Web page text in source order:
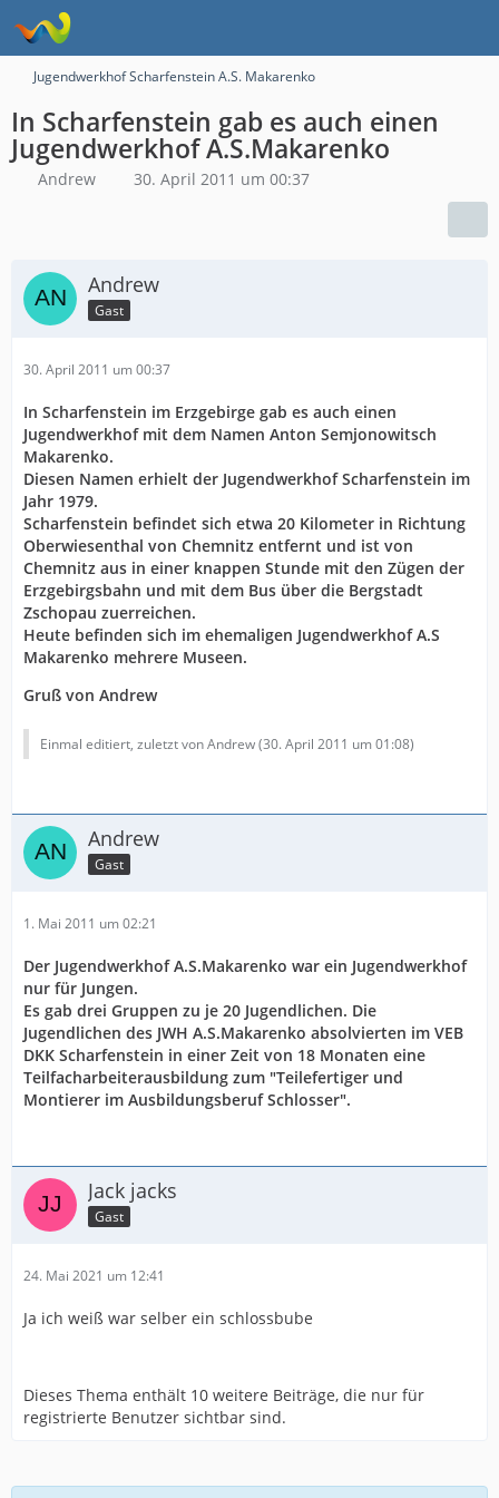
Jugendwerkhof Scharfenstein A.S. Makarenko
In Scharfenstein gab es auch einen
Jugendwerkhof A.S.Makarenko
Andrew 30. April 2011 um 00:37
Andrew
Gast
30. April 2011 um 00:37
In Scharfenstein im Erzgebirge gab es auch einen
Jugendwerkhof mit dem Namen Anton Semjonowitsch
Makarenko.
Diesen Namen erhielt der Jugendwerkhof Scharfenstein im
Jahr 1979.
Scharfenstein befindet sich etwa 20 Kilometer in Richtung
Oberwiesenthal von Chemnitz entfernt und ist von
Chemnitz aus in einer knappen Stunde mit den Zügen der
Erzgebirgsbahn und mit dem Bus über die Bergstadt
Zschopau zuerreichen.
Heute befinden sich im ehemaligen Jugendwerkhof A.S
Makarenko mehrere Museen.
Gruß von Andrew
Einmal editiert, zuletzt von Andrew (30. April 2011 um 01:08)
Andrew
Gast
1. Mai 2011 um 02:21
Der Jugendwerkhof A.S.Makarenko war ein Jugendwerkhof
nur für Jungen.
Es gab drei Gruppen zu je 20 Jugendlichen. Die
Jugendlichen des JWH A.S.Makarenko absolvierten im VEB
DKK Scharfenstein in einer Zeit von 18 Monaten eine
Teilfacharbeiterausbildung zum "Teilefertiger und
Montierer im Ausbildungsberuf Schlosser".
Jack jacks
Gast
24. Mai 2021 um 12:41
Ja ich weiß war selber ein schlossbube
Dieses Thema enthält 10 weitere Beiträge, die nur für
registrierte Benutzer sichtbar sind.